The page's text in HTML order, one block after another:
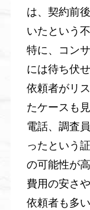
は、契約前
いたという
特に、コン
には待ち伏
依頼者がリ
たケースも
電話、調査
ったという
の可能性が
費用の安さ
依頼者も多